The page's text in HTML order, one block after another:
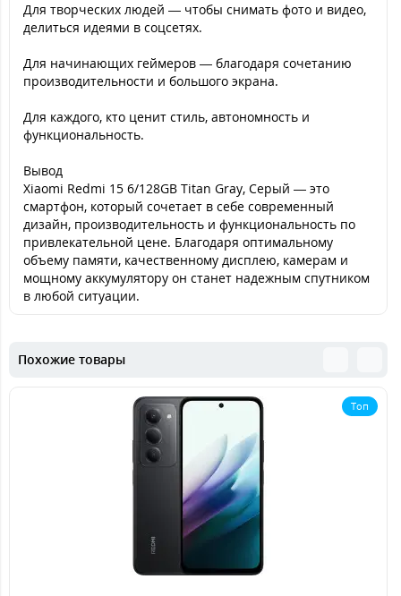
Для творческих людей — чтобы снимать фото и видео,
делиться идеями в соцсетях.
Для начинающих геймеров — благодаря сочетанию
производительности и большого экрана.
Для каждого, кто ценит стиль, автономность и
функциональность.
Вывод
Xiaomi Redmi 15 6/128GB Titan Gray, Серый — это
смартфон, который сочетает в себе современный
дизайн, производительность и функциональность по
привлекательной цене. Благодаря оптимальному
объему памяти, качественному дисплею, камерам и
мощному аккумулятору он станет надежным спутником
в любой ситуации.
Похожие товары
Топ